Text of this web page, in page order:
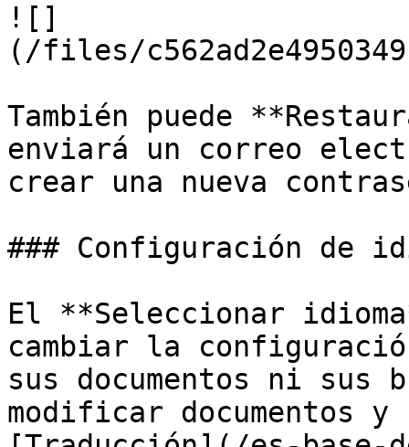
![]
(/files/
También puede
enviará un correo
crear una nueva
### Configuración de
El **Seleccionar
cambiar la
sus documentos ni sus
modificar documentos